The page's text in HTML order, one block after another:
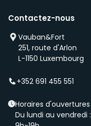
Contactez-nous
Vauban&Fort
251, route d'Arlon
L-1150 Luxembourg
+352 691 455 551
Horaires d'ouvertures
Du lundi au vendredi :